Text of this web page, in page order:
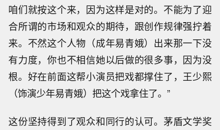
咱们就按这个来，因为这样是对的。不能为了迎
合所谓的市场和观众的期待，跟创作规律强拧着
来。不然这个人物（成年易青娥）出来那一下没
有力度，你也不相信她以后做的很多事，因为没
根。好在前面这帮小演员把戏都撑住了，王少熙
（饰演少年易青娥）把这个戏拿住了。”
这份坚持得到了观众和同行的认可。茅盾文学奖